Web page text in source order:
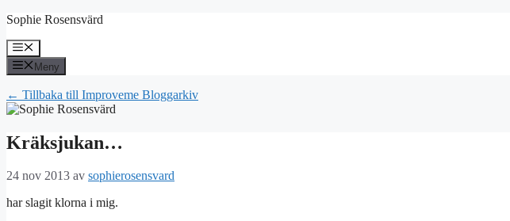
Hoppa
innehåll
Sophie Rosensvärd
Meny
Meny
← Tillbaka till Improveme Bloggarkiv
Kräksjukan…
24 nov 2013 av sophierosensvard
har slagit klorna i mig.